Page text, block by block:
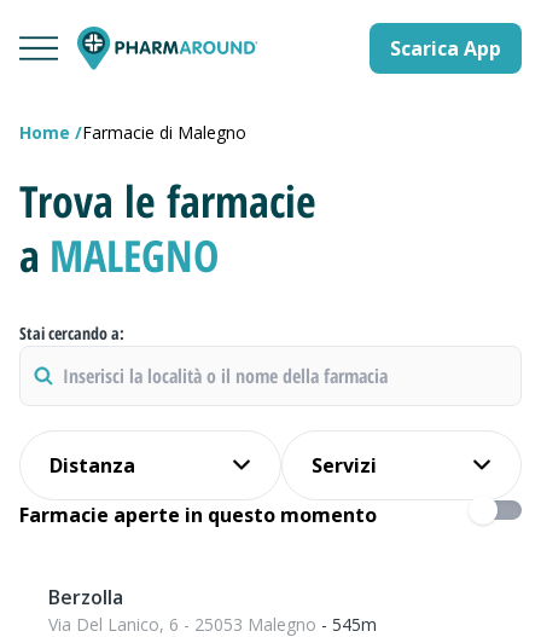
Scarica App
Home Farmacie di Malegno
Trova le farmacie
a MALEGNO
Stai cercando a:
Distanza
Servizi
Farmacie aperte in questo momento
Berzolla
Via Del Lanico, 6 - 25053 Malegno - 545m